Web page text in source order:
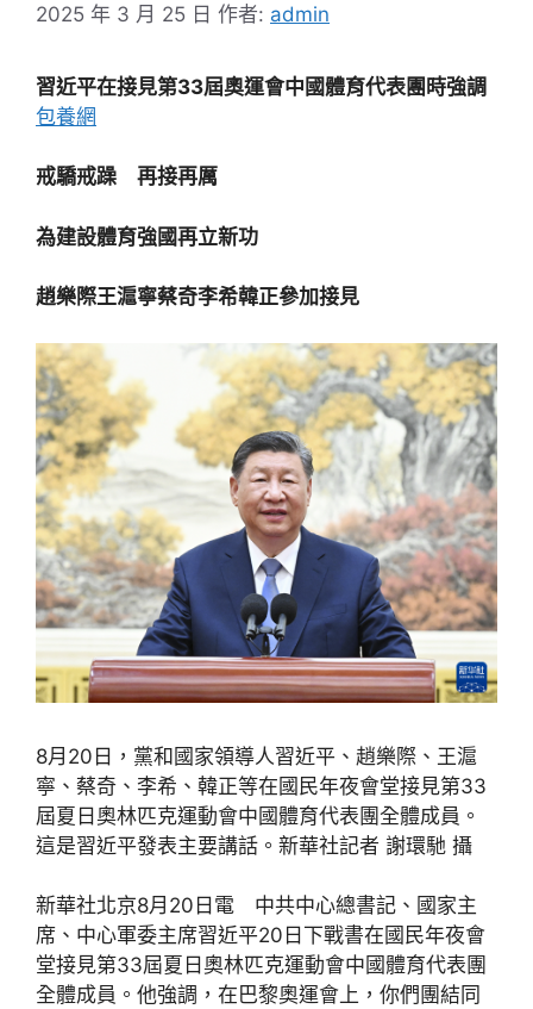
2025 年 3 月 25 日 作者: admin
習近平在接見第33屆奧運會中國體育代表團時強調
包養網
戒驕戒躁 再接再厲
為建設體育強國再立新功
趙樂際王滬寧蔡奇李希韓正參加接見
8月20日，黨和國家領導人習近平、趙樂際、王滬
寧、蔡奇、李希、韓正等在國民年夜會堂接見第33
屆夏日奧林匹克運動會中國體育代表團全體成員。
這是習近平發表主要講話。新華社記者 謝環馳 攝
新華社北京8月20日電 中共中心總書記、國家主
席、中心軍委主席習近平20日下戰書在國民年夜會
堂接見第33屆夏日奧林匹克運動會中國體育代表團
全體成員。他強調，在巴黎奧運會上，你們團結同